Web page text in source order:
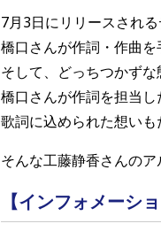
7月3日にリリースされ
橋口さんが作詞・作曲を
そして、どっちつかず
橋口さんが作詞を担当
歌詞に込められた想いも
そんな工藤静香さんのア
【インフォメーショ